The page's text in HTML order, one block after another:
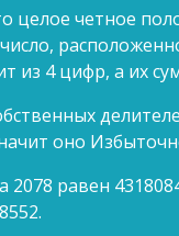
целое четное
из 4 цифр, а их
оно
2078 равен